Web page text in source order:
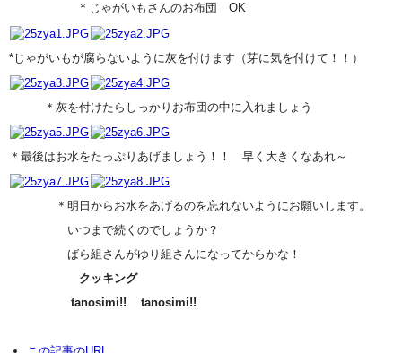
＊じゃがいもさんのお布団 OK
*じゃがいもが腐らないように灰を付けます（芽に気を付けて！！）
＊灰を付けたらしっかりお布団の中に入れましょう
＊最後はお水をたっぷりあげましょう！！ 早く大きくなあれ～
＊明日からお水をあげるのを忘れないようにお願いします。
いつまで続くのでしょうか？
ばら組さんがゆり組さんになってからかな！
クッキング
tanosimi!! tanosimi!!